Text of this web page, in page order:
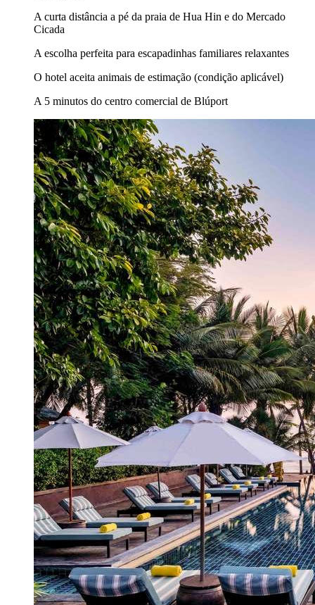
A curta distância a pé da praia de Hua Hin e do Mercado
Cicada
A escolha perfeita para escapadinhas familiares relaxantes
O hotel aceita animais de estimação (condição aplicável)
A 5 minutos do centro comercial de Blúport